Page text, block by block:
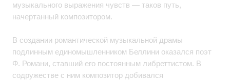
музыкального выражения чувств — таков путь,
начертанный композитором.
В создании романтической музыкальной драмы
подлинным единомышленником Беллини оказался поэт
Ф. Романи, ставший его постоянным либреттистом. В
содружестве с ним композитор добивался